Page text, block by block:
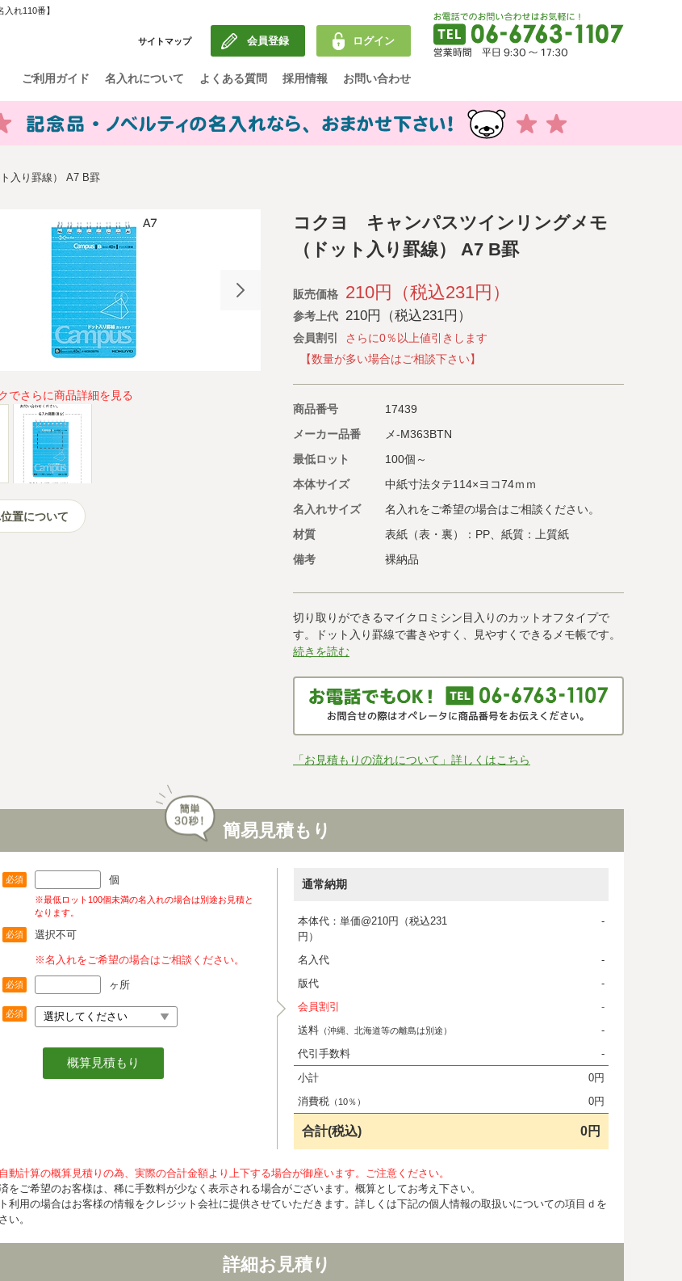
れ110番】
サイトマップ 会員登録 ログイン
ご利用ガイド 名入れについて よくある質問 採用情報 お問い合わせ
入り罫線） A7 B罫
でさらに商品詳細を見る
置について
コクヨ キャンパスツインリングメモ
（ドット入り罫線） A7 B罫
販売価格 210円（税込231円）
参考上代 210円（税込231円）
会員割引
さらに0％以上値引きします
【数量が多い場合はご相談下さい】
商品番号
17439
メーカー品番
メ-M363BTN
最低ロット
100個～
本体サイズ
中紙寸法タテ114×ヨコ74ｍｍ
名入れサイズ
名入れをご希望の場合はご相談ください。
材質
表紙（表・裏）：PP、紙質：上質紙
備考
裸納品
切り取りができるマイクロミシン目入りのカットオフタイプで
す。ドット入り罫線で書きやすく、見やすくできるメモ帳です。
続きを読む
「お見積もりの流れについて」詳しくはこちら
簡易見積もり
必須 個
※最低ロット100個未満の名入れの場合は別途お見積と
なります。
必須 選択不可
※名入れをご希望の場合はご相談ください。
必須 ヶ所
必須
通常納期
本体代：単価@210円（税込231
円）
-
名入代
-
版代
-
会員割引
-
送料 （沖縄、北海道等の離島は別途）
-
代引手数料
-
小計
0円
消費税 （10％） 0円
合計(税込) 0円
動計算の概算見積りの為、実際の合計金額より上下する場合が御座います。ご注意ください。
をご希望のお客様は、稀に手数料が少なく表示される場合がございます。概算としてお考え下さい。
利用の場合はお客様の情報をクレジット会社に提供させていただきます。詳しくは下記の個人情報の取扱いについての項目ｄを
い。
詳細お見積り